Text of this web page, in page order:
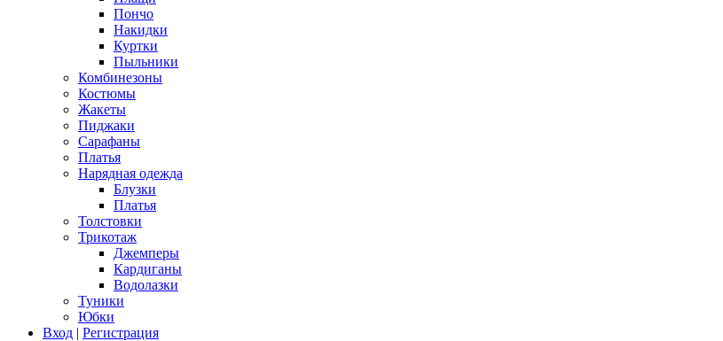
Пончо
Накидки
Куртки
Пыльники
Комбинезоны
Костюмы
Жакеты
Пиджаки
Сарафаны
Платья
Нарядная одежда
Блузки
Платья
Толстовки
Трикотаж
Джемперы
Кардиганы
Водолазки
Туники
Юбки
Вход | Регистрация